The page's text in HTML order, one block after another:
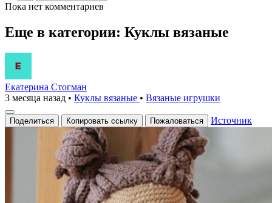
Пока нет комментариев
Еще в категории: Куклы вязаные
Екатерина Стогман
3 месяца назад • Куклы вязаные • Вязаные игрушки
Поделиться Копировать ссылку Пожаловаться Источник